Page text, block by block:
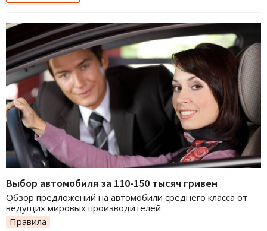
Выбор автомобиля за 110-150 тысяч гривен
Обзор предложений на автомобили среднего класса от
ведущих мировых производителей
Правила